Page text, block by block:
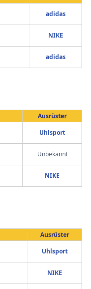
adidas
NIKE
adidas
Ausrüster
Uhlsport
Unbekannt
NIKE
Ausrüster
Uhlsport
NIKE